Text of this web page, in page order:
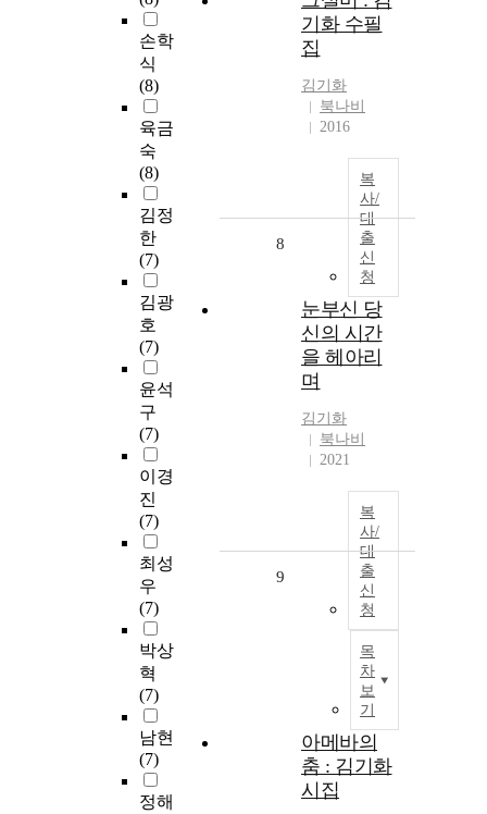
손학
식
(8)
육금
숙
(8)
김정
한
(7)
김광
호
(7)
윤석
구
(7)
이경
진
(7)
최성
우
(7)
박상
혁
(7)
남현
(7)
정해
기화 수필
집
김기화
북나비
2016
복
사/
대
출
신
청
8
눈부신 당
신의 시간
을 헤아리
며
김기화
북나비
2021
복
사/
대
출
신
청
목
차
보
기
9
아메바의
춤 : 김기화
시집